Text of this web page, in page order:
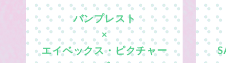
バンプレスト
×
エイベックス・ピクチャー